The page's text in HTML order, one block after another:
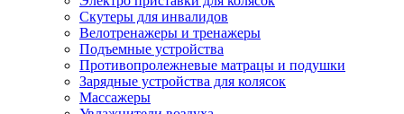
Скутеры для инвалидов
Велотренажеры и тренажеры
Подъемные устройства
Противопролежневые матрацы и подушки
Зарядные устройства для колясок
Массажеры